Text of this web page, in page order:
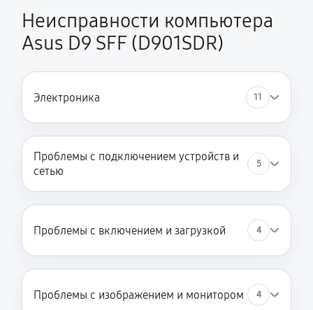
Неисправности компьютера
Asus D9 SFF (D901SDR)
Электроника 11
Проблемы с подключением устройств и
сетью
5
Проблемы с включением и загрузкой 4
Проблемы с изображением и монитором 4